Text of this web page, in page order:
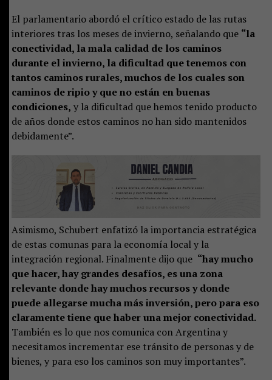
El parlamentario abordó el crítico estado de las rutas
interiores tras los meses de invierno, señalando que “la
conectividad, la mala calidad de los caminos
durante el invierno, la dificultad que tenemos con
tantos caminos rurales, muchos de los cuales son
caminos de ripio y que no están en buenas
condiciones, y la dificultad que hemos tenido producto
de años donde estos caminos no han sido mantenidos
debidamente”.
Asimismo, Schubert enfatizó la importancia estratégica
de estas comunas para la economía local y la
integración regional. Finalmente dijo que “hay mucho
que hacer, hay grandes desafíos, es una zona
relevante donde hay muchos recursos y donde
puede allegarse mucha más inversión, pero para eso
claramente tiene que haber una mejor conectividad.
También es lo que nos comunica con Argentina y
necesitamos incrementar ese tránsito de personas y de
bienes, y para eso los caminos son muy importantes”.